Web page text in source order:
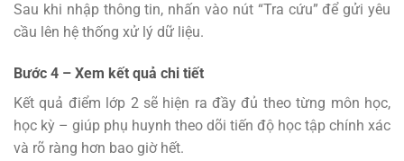
Sau khi nhập thông tin, nhấn vào nút “Tra cứu” để gửi yêu
cầu lên hệ thống xử lý dữ liệu.
Bước 4 – Xem kết quả chi tiết
Kết quả điểm lớp 2 sẽ hiện ra đầy đủ theo từng môn học,
học kỳ – giúp phụ huynh theo dõi tiến độ học tập chính xác
và rõ ràng hơn bao giờ hết.